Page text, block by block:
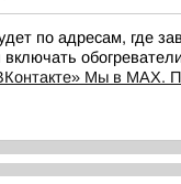
по адресам, где
Мы в MAX.